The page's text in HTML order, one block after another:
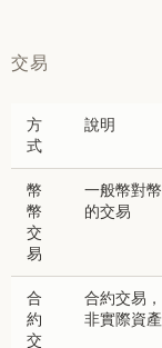
交易
方
式
說明
幣
幣
交
易
一般幣對幣
的交易
合
約
交
合約交易，
非實際資產